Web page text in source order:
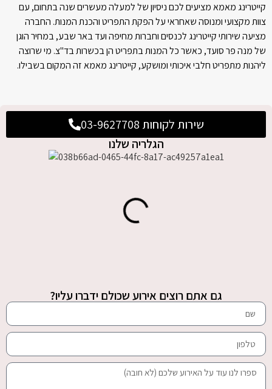
שירות לקוחות 03-9627708
הגלריה שלנו
גם אתם רוצים אירוע שכולם ידברו עליו?
קייטרינג מאמא מציעים לכם ניסיון של למעלה מעשרים שנה בתחום, עם
צוות מקצועי ומנוסה שאחראי על הפקת התפריט והכנת המנות. החברה
מציעה שירותי קייטרינג לכנסים וחברות מחיפה ועד באר שבע, במחיר הוגן
של מנה פר סועד, כאשר כל המנות בתפריט הן בכשרות בד"צ. מי שרוצה
ליהנות מתפריט חלבי איכותי ומושקע, קייטרינג מאמא זה המקום בשבילו.